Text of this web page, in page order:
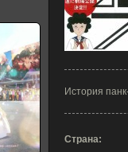
История
Страна: